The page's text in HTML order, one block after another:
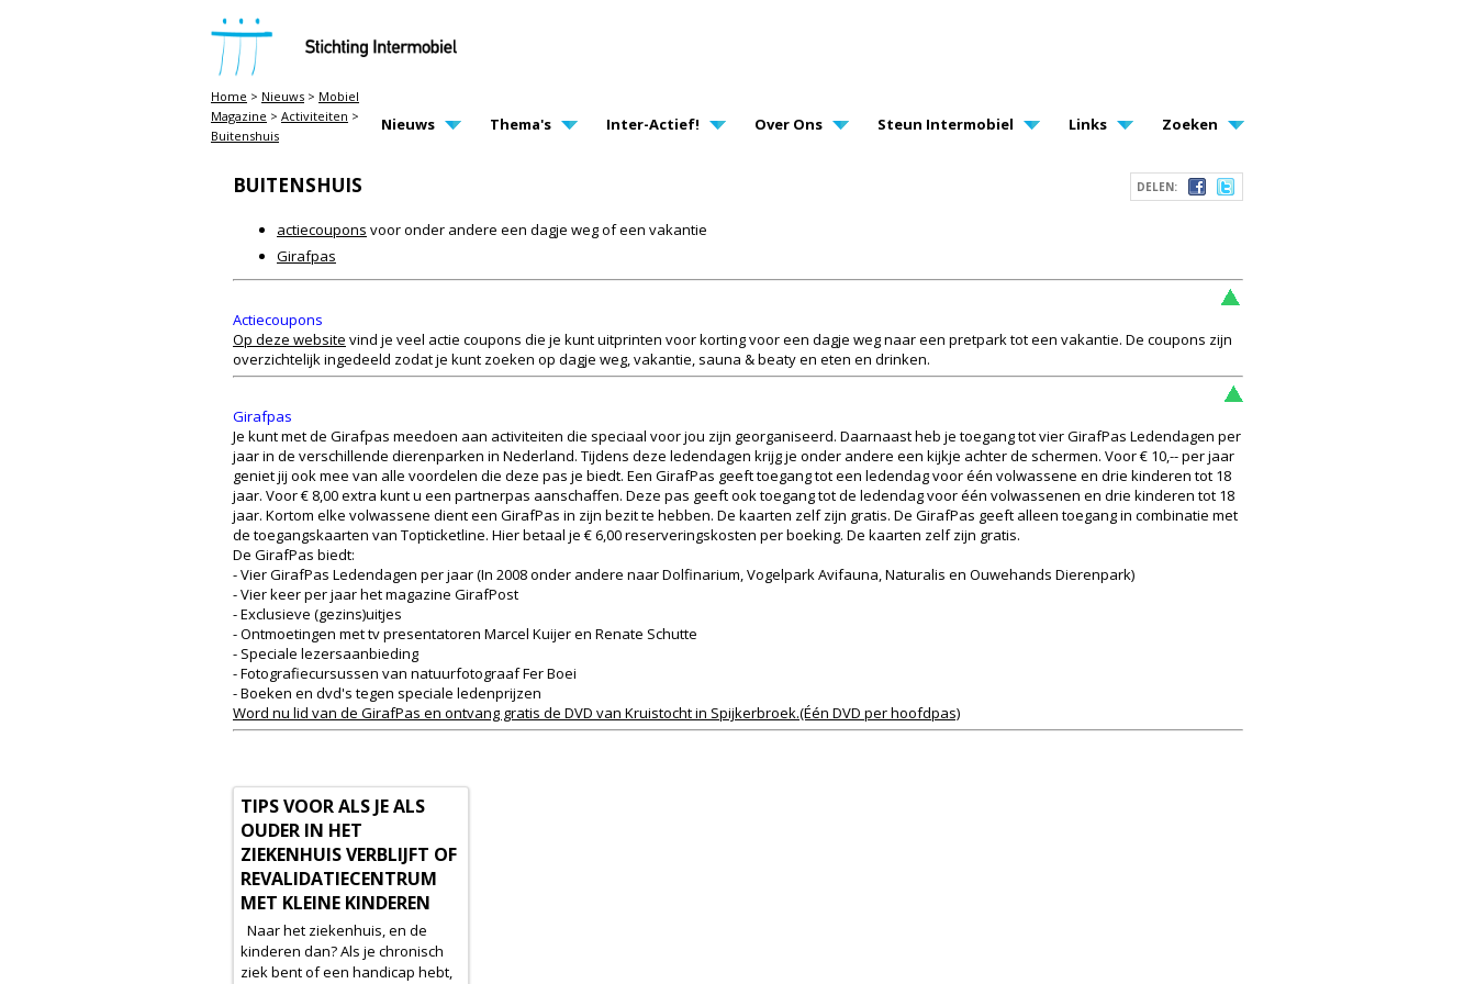
STICHTING INTERMOBIEL
MAIN PAGE NAVIGATION
Nieuws Thema's Inter-Actief! Over Ons Steun Intermobiel Links Zoeken
Home > Nieuws > Mobiel
Magazine > Activiteiten >
Buitenshuis
DELEN:
BUITENSHUIS
actiecoupons voor onder andere een dagje weg of een vakantie
Girafpas
Actiecoupons
Op deze website vind je veel actie coupons die je kunt uitprinten voor korting voor een dagje weg naar een pretpark tot een vakantie. De coupons zijn
overzichtelijk ingedeeld zodat je kunt zoeken op dagje weg, vakantie, sauna & beaty en eten en drinken.
Girafpas
Je kunt met de Girafpas meedoen aan activiteiten die speciaal voor jou zijn georganiseerd. Daarnaast heb je toegang tot vier GirafPas Ledendagen per
jaar in de verschillende dierenparken in Nederland. Tijdens deze ledendagen krijg je onder andere een kijkje achter de schermen. Voor € 10,-- per jaar
geniet jij ook mee van alle voordelen die deze pas je biedt. Een GirafPas geeft toegang tot een ledendag voor één volwassene en drie kinderen tot 18
jaar. Voor € 8,00 extra kunt u een partnerpas aanschaffen. Deze pas geeft ook toegang tot de ledendag voor één volwassenen en drie kinderen tot 18
jaar. Kortom elke volwassene dient een GirafPas in zijn bezit te hebben. De kaarten zelf zijn gratis. De GirafPas geeft alleen toegang in combinatie met
de toegangskaarten van Topticketline. Hier betaal je € 6,00 reserveringskosten per boeking. De kaarten zelf zijn gratis.
De GirafPas biedt:
- Vier GirafPas Ledendagen per jaar (In 2008 onder andere naar Dolfinarium, Vogelpark Avifauna, Naturalis en Ouwehands Dierenpark)
- Vier keer per jaar het magazine GirafPost
- Exclusieve (gezins)uitjes
- Ontmoetingen met tv presentatoren Marcel Kuijer en Renate Schutte
- Speciale lezersaanbieding
- Fotografiecursussen van natuurfotograaf Fer Boei
- Boeken en dvd's tegen speciale ledenprijzen
Word nu lid van de GirafPas en ontvang gratis de DVD van Kruistocht in Spijkerbroek.(Één DVD per hoofdpas)
TIPS VOOR ALS JE ALS
OUDER IN HET
ZIEKENHUIS VERBLIJFT OF
REVALIDATIECENTRUM
MET KLEINE KINDEREN
Naar het ziekenhuis, en de
kinderen dan? Als je chronisch
ziek bent of een handicap hebt,